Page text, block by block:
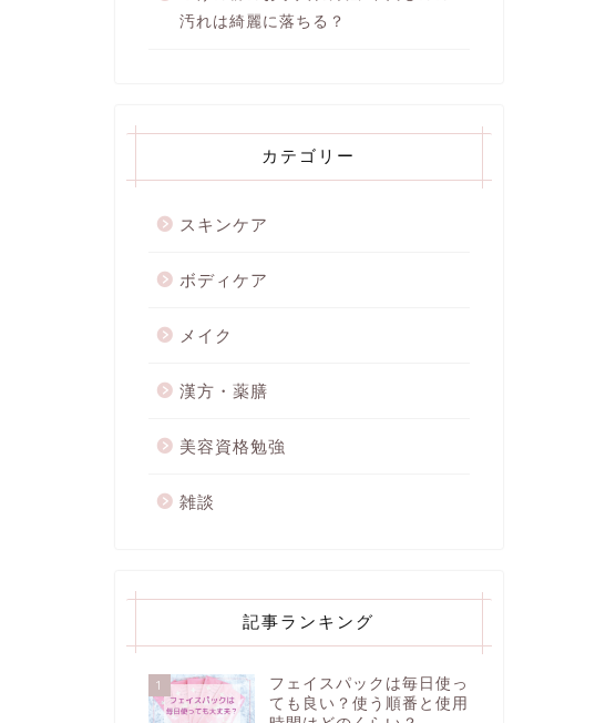
汚れは綺麗に落ちる？
カテゴリー
スキンケア
ボディケア
メイク
漢方・薬膳
美容資格勉強
雑談
記事ランキング
1
フェイスパックは毎日使っ
ても良い？使う順番と使用